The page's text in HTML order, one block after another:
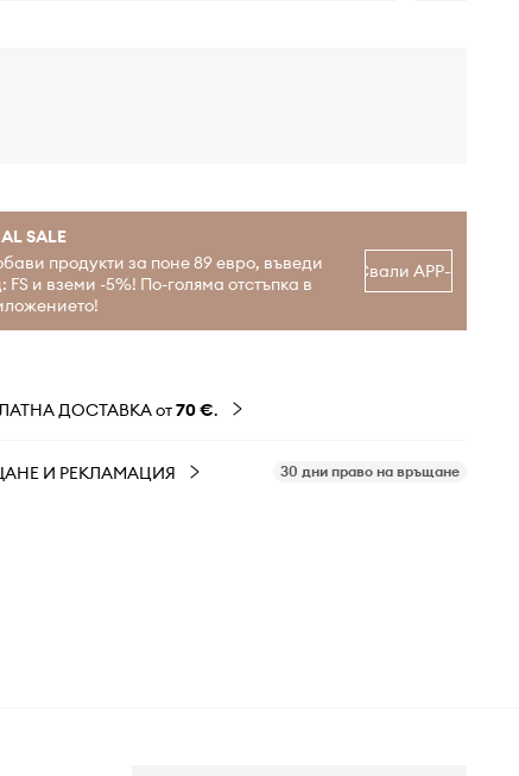
SALE
продукти за поне 89 евро, въведи
FS и вземи -5%! По-голяма отстъпка в
Свали APP-а
ДОСТАВКА от70 €.
И РЕКЛАМАЦИЯ 30 дни право на връщане